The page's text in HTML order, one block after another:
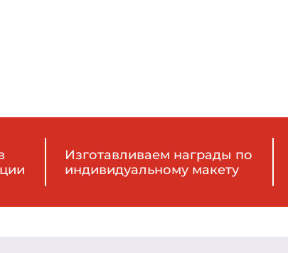
Изготавливаем награды по
индивидуальному макету